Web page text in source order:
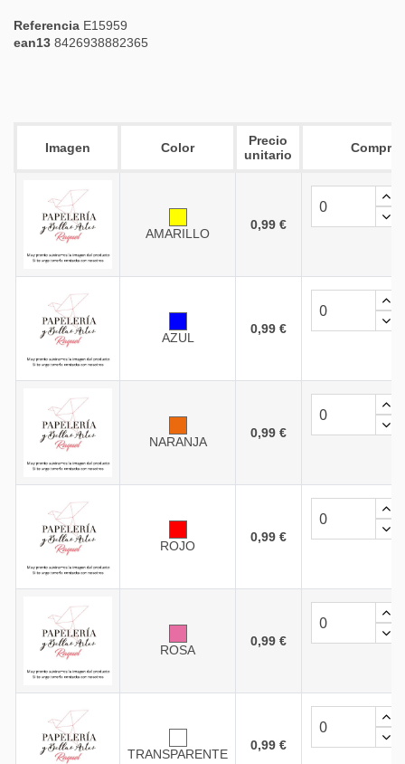
Referencia E15959
ean13 8426938882365
Imagen Color
Precio
unitario
Comprar
AMARILLO
0,99 €
AZUL
0,99 €
NARANJA
0,99 €
ROJO
0,99 €
ROSA
0,99 €
TRANSPARENTE
0,99 €